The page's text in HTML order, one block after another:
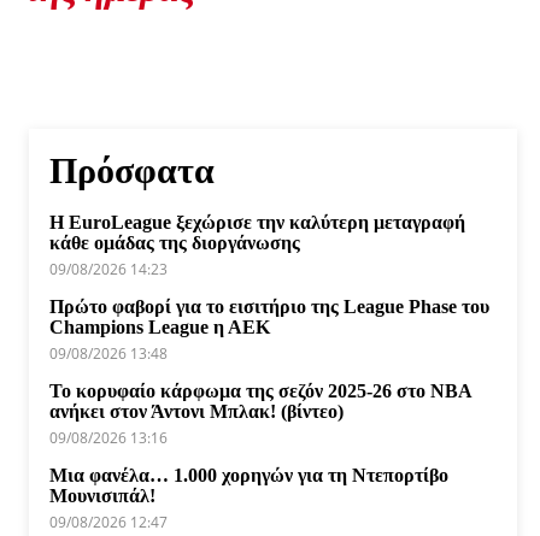
Πρόσφατα
Η EuroLeague ξεχώρισε την καλύτερη μεταγραφή
κάθε ομάδας της διοργάνωσης
09/08/2026 14:23
Πρώτο φαβορί για το εισιτήριο της League Phase του
Champions League η ΑΕΚ
09/08/2026 13:48
Το κορυφαίο κάρφωμα της σεζόν 2025-26 στο NBA
ανήκει στον Άντονι Μπλακ! (βίντεο)
09/08/2026 13:16
Μια φανέλα… 1.000 χορηγών για τη Ντεπορτίβο
Μουνισιπάλ!
09/08/2026 12:47